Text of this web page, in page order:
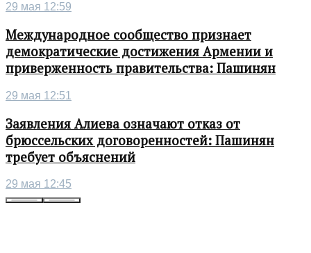
29 мая 12:59
Международное сообщество признает
демократические достижения Армении и
приверженность правительства: Пашинян
29 мая 12:51
Заявления Алиева означают отказ от
брюссельских договоренностей: Пашинян
требует объяснений
29 мая 12:45